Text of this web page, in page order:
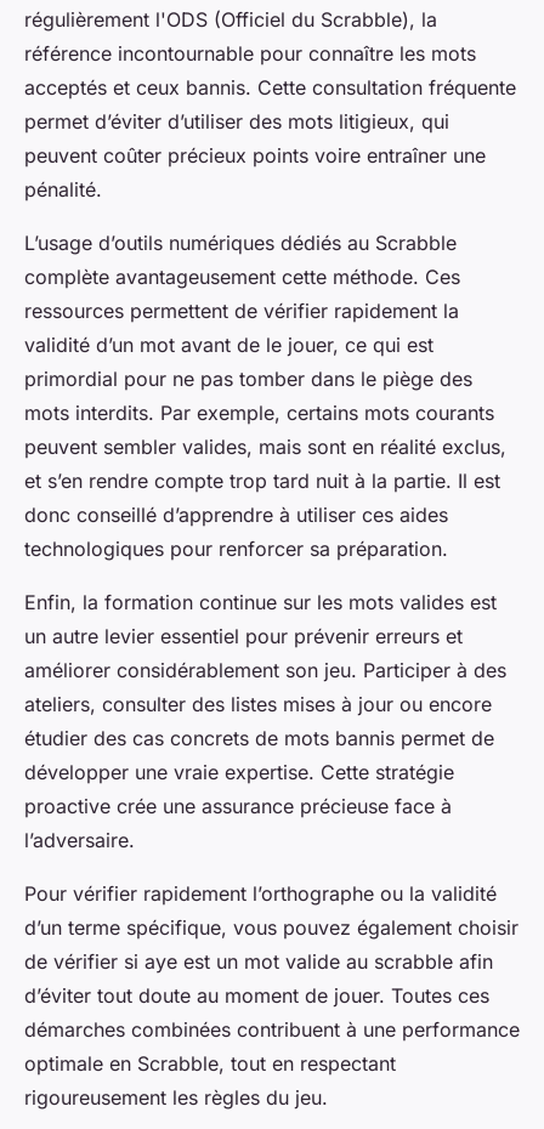
régulièrement l'ODS (Officiel du Scrabble), la
référence incontournable pour connaître les mots
acceptés et ceux bannis. Cette consultation fréquente
permet d’éviter d’utiliser des mots litigieux, qui
peuvent coûter précieux points voire entraîner une
pénalité.
L’usage d’outils numériques dédiés au Scrabble
complète avantageusement cette méthode. Ces
ressources permettent de vérifier rapidement la
validité d’un mot avant de le jouer, ce qui est
primordial pour ne pas tomber dans le piège des
mots interdits. Par exemple, certains mots courants
peuvent sembler valides, mais sont en réalité exclus,
et s’en rendre compte trop tard nuit à la partie. Il est
donc conseillé d’apprendre à utiliser ces aides
technologiques pour renforcer sa préparation.
Enfin, la formation continue sur les mots valides est
un autre levier essentiel pour prévenir erreurs et
améliorer considérablement son jeu. Participer à des
ateliers, consulter des listes mises à jour ou encore
étudier des cas concrets de mots bannis permet de
développer une vraie expertise. Cette stratégie
proactive crée une assurance précieuse face à
l’adversaire.
Pour vérifier rapidement l’orthographe ou la validité
d’un terme spécifique, vous pouvez également choisir
de vérifier si aye est un mot valide au scrabble afin
d’éviter tout doute au moment de jouer. Toutes ces
démarches combinées contribuent à une performance
optimale en Scrabble, tout en respectant
rigoureusement les règles du jeu.